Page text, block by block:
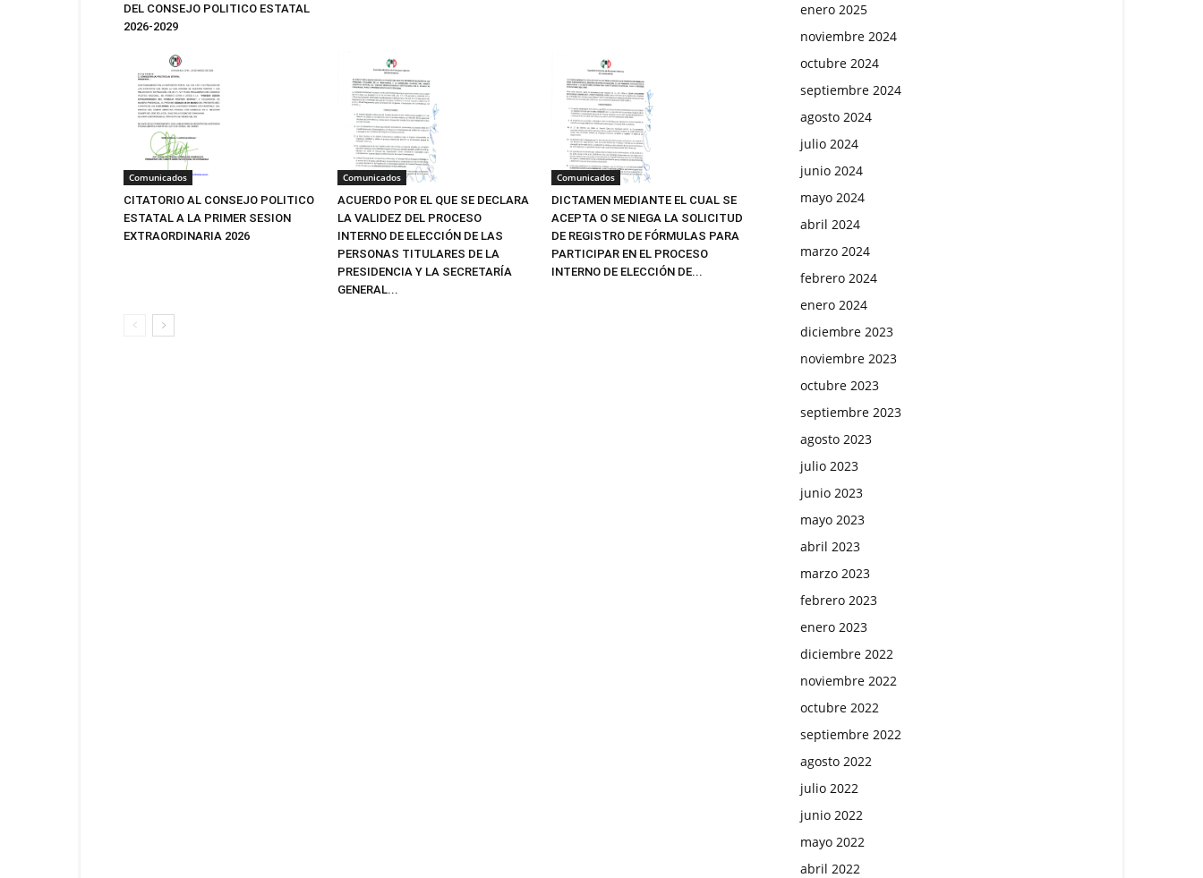
DEL CONSEJO POLITICO ESTATAL
2026-2029
Comunicados
CITATORIO AL CONSEJO POLITICO
ESTATAL A LA PRIMER SESION
EXTRAORDINARIA 2026
Comunicados
ACUERDO POR EL QUE SE DECLARA
LA VALIDEZ DEL PROCESO
INTERNO DE ELECCIÓN DE LAS
PERSONAS TITULARES DE LA
PRESIDENCIA Y LA SECRETARÍA
GENERAL...
Comunicados
DICTAMEN MEDIANTE EL CUAL SE
ACEPTA O SE NIEGA LA SOLICITUD
DE REGISTRO DE FÓRMULAS PARA
PARTICIPAR EN EL PROCESO
INTERNO DE ELECCIÓN DE...
enero 2025
noviembre 2024
octubre 2024
septiembre 2024
agosto 2024
julio 2024
junio 2024
mayo 2024
abril 2024
marzo 2024
febrero 2024
enero 2024
diciembre 2023
noviembre 2023
octubre 2023
septiembre 2023
agosto 2023
julio 2023
junio 2023
mayo 2023
abril 2023
marzo 2023
febrero 2023
enero 2023
diciembre 2022
noviembre 2022
octubre 2022
septiembre 2022
agosto 2022
julio 2022
junio 2022
mayo 2022
abril 2022